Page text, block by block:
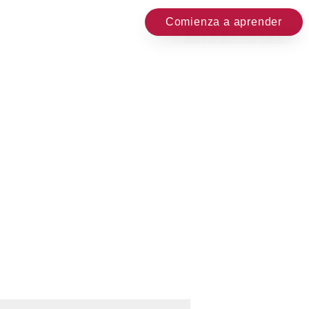
Comienza a aprender